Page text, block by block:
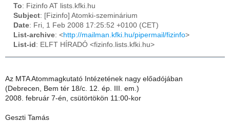
To: Fizinfo AT lists.kfki.hu
Subject: [Fizinfo] Atomki-szeminárium
Date: Fri, 1 Feb 2008 17:25:52 +0100 (CET)
List-archive: <http://mailman.kfki.hu/pipermail/fizinfo>
List-id : ELFT HÍRADÓ <fizinfo.lists.kfki.hu>
Az MTA Atommagkutató Intézetének nagy előadójában
(Debrecen, Bem tér 18/c. 12. ép. III. em.)
2008. február 7-én, csütörtökön 11:00-kor
Geszti Tamás